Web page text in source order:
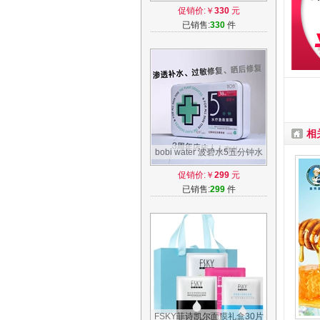
呼吸面膜苏秘sum37泡泡面膜
女
促销价:￥ 330元
已销售:330件
bobi water 波碧水5五分钟水
疗急救面膜 波碧水面膜 正品
补水修复
促销价:￥ 299元
已销售:299件
FSKY菲诗凯尔面膜礼盒30片
相